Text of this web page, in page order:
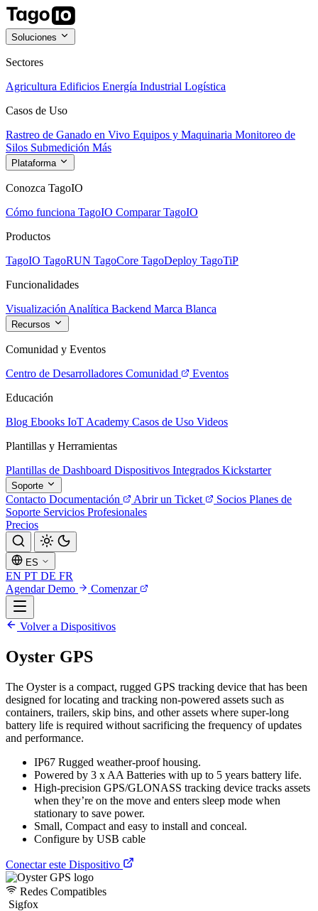
Soluciones
Sectores
Agricultura Edificios Energía Industrial Logística
Casos de Uso
Rastreo de Ganado en Vivo Equipos y Maquinaria Monitoreo de
Silos Submedición Más
Plataforma
Conozca TagoIO
Cómo funciona TagoIO Comparar TagoIO
Productos
TagoIO TagoRUN TagoCore TagoDeploy TagoTiP
Funcionalidades
Visualización Analítica Backend Marca Blanca
Recursos
Comunidad y Eventos
Centro de Desarrolladores Comunidad
Eventos
Educación
Blog Ebooks IoT Academy Casos de Uso Videos
Plantillas y Herramientas
Plantillas de Dashboard Dispositivos Integrados Kickstarter
Soporte
Contacto Documentación Abrir un Ticket Socios Planes de
Soporte Servicios Profesionales
Precios
ES
EN PT DE FR
Agendar Demo
Comenzar
Volver a Dispositivos
Oyster GPS
The Oyster is a compact, rugged GPS tracking device that has been
designed for locating and tracking non-powered assets such as
containers, trailers, skip bins, and other assets where super-long
battery life is required without sacrificing the frequency of updates
and performance.
IP67 Rugged weather-proof housing.
Powered by 3 x AA Batteries with up to 5 years battery life.
High-precision GPS/GLONASS tracking device tracks assets
when they’re on the move and enters sleep mode when
stationary to save power.
Small, Compact and easy to install and conceal.
Configure by USB cable
Conectar este Dispositivo
Redes Compatibles
Sigfox